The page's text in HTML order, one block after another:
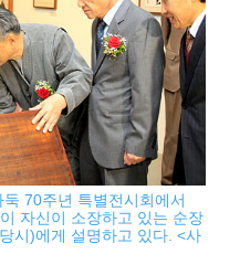
70주년 특별전시회에서
자신이 소장하고 있는 순장
시)에게 설명하고 있다. <사